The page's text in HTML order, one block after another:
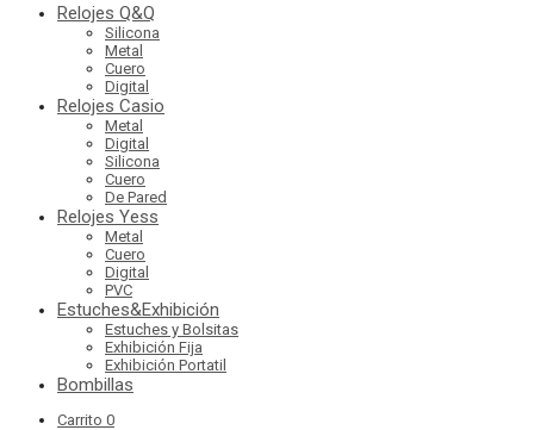
Relojes Q&Q
Silicona
Metal
Cuero
Digital
Relojes Casio
Metal
Digital
Silicona
Cuero
De Pared
Relojes Yess
Metal
Cuero
Digital
PVC
Estuches&Exhibición
Estuches y Bolsitas
Exhibición Fija
Exhibición Portatil
Bombillas
Carrito 0